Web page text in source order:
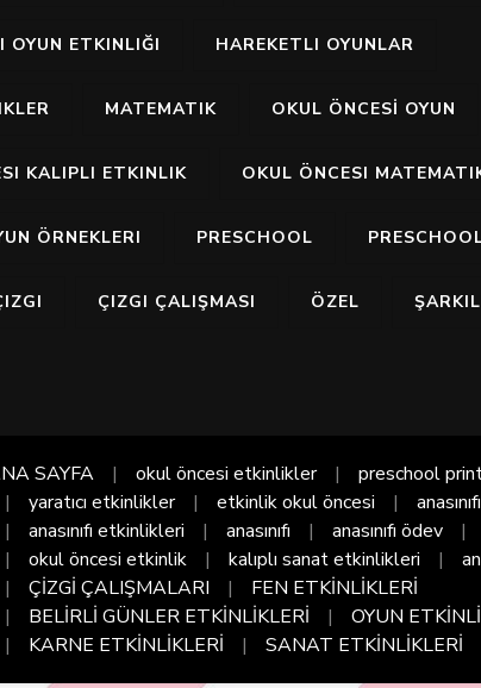
OYUN ETKINLIĞI HAREKETLI OYUNLAR
MATEMATIK OKUL ÖNCESİ OYUN
KALIPLI ETKINLIK OKUL ÖNCESI
ÖRNEKLERI PRESCHOOL
ÇIZGI ÇALIŞMASI ÖZEL
SAYFA okul öncesi etkinlikler
preschool
yaratıcı etkinlikler
etkinlik okul öncesi
anasınıfı etkinlikleri
anasınıfı anasınıfı ödev
okul öncesi etkinlik
kalıplı sanat etkinlikleri
ÇİZGİ ÇALIŞMALARI
FEN ETKİNLİKLERİ
BELİRLİ GÜNLER ETKİNLİKLERİ
OYUN
KARNE ETKİNLİKLERİ
SANAT ETKİNLİKLERİ